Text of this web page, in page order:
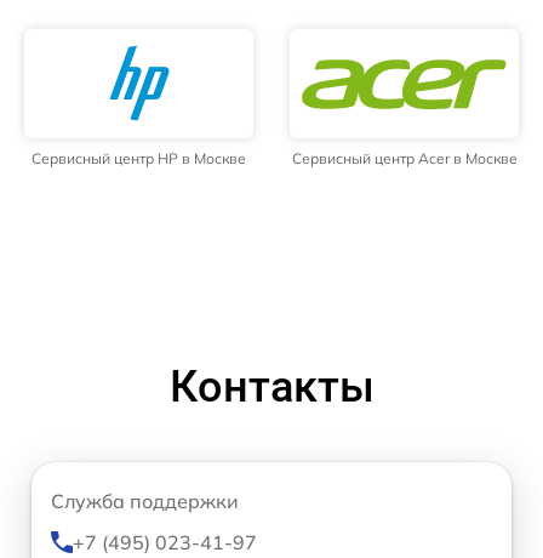
Сервисный центр HP в Москве Сервисный центр Acer в Москве
Контакты
Служба поддержки
+7 (495) 023-41-97